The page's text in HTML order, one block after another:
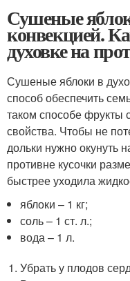
Сушеные
конвекцией.
духовке на
Сушеные яблоки в
способ обеспечить
таком способе фрукты
свойства. Чтобы не
дольки нужно окунуть
противне кусочки
быстрее уходила
яблоки – 1 кг;
соль – 1 ст. л.;
вода – 1 л.
Убрать у плодов